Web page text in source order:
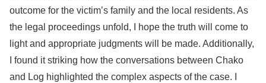
outcome for the victim’s family and the local residents. As
the legal proceedings unfold, I hope the truth will come to
light and appropriate judgments will be made. Additionally,
I found it striking how the conversations between Chako
and Log highlighted the complex aspects of the case. I